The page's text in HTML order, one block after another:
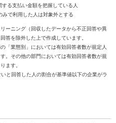
する支払い金額を把握している人
みで利用した人は対象外とする
ーニング（回収したデータから不正回答や異
答を除外した上で作成しています。
「業態別」においては有効回答者数が規定人
。その他の部門においては有効回答者数が規
ます。
と回答した人の割合が基準値以下の企業がラ